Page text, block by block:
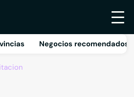
Negocios recomendados